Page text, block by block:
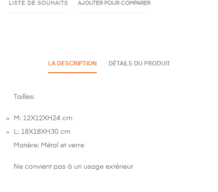
LISTE DE SOUHAITS AJOUTER POUR COMPARER
LA DESCRIPTION DÉTAILS DU PRODUIT
Tailles:
M: 12X12XH24 cm
L: 18X18XH30 cm
Matière: Métal et verre
Ne convient pas à un usage extérieur